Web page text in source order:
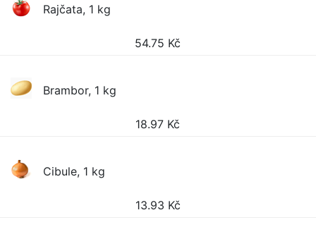
Rajčata, 1 kg
54.75 Kč
Brambor, 1 kg
18.97 Kč
Cibule, 1 kg
13.93 Kč